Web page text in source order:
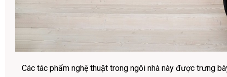
Các tác phẩm nghệ thuật trong ngôi nhà này được trưng